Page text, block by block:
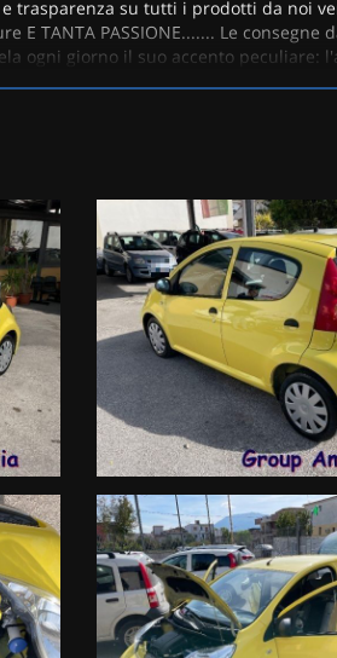
e trasparenza su tutti i prodotti da noi
E TANTA PASSIONE....... Le consegne
ogni giorno il suo accento peculiare: